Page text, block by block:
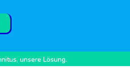
unsere Lösung.